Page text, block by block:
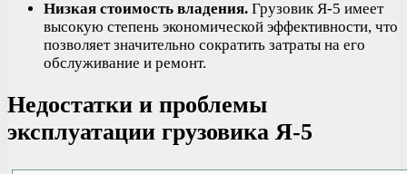
Низкая стоимость владения. Грузовик Я-5 имеет
высокую степень экономической эффективности, что
позволяет значительно сократить затраты на его
обслуживание и ремонт.
Недостатки и проблемы
эксплуатации грузовика Я-5